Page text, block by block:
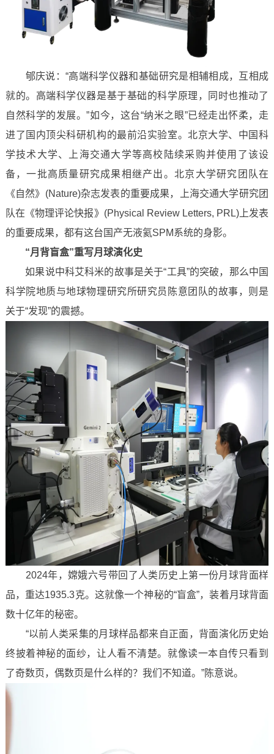
郇庆说：“高端科学仪器和基础研究是相辅相成，互相成
就的。高端科学仪器是基于基础的科学原理，同时也推动了
自然科学的发展。”如今，这台“纳米之眼”已经走出怀柔，走
进了国内顶尖科研机构的最前沿实验室。北京大学、中国科
学技术大学、上海交通大学等高校陆续采购并使用了该设
备，一批高质量研究成果相继产出。北京大学研究团队在
《自然》(Nature)杂志发表的重要成果，上海交通大学研究团
队在《物理评论快报》(Physical Review Letters, PRL)上发表
的重要成果，都有这台国产无液氦SPM系统的身影。
“月背盲盒”重写月球演化史
如果说中科艾科米的故事是关于“工具”的突破，那么中国
科学院地质与地球物理研究所研究员陈意团队的故事，则是
关于“发现”的震撼。
2024年，嫦娥六号带回了人类历史上第一份月球背面样
品，重达1935.3克。这就像一个神秘的“盲盒”，装着月球背面
数十亿年的秘密。
“以前人类采集的月球样品都来自正面，背面演化历史始
终披着神秘的面纱，让人看不清楚。就像读一本自传只看到
了奇数页，偶数页是什么样的？我们不知道。”陈意说。